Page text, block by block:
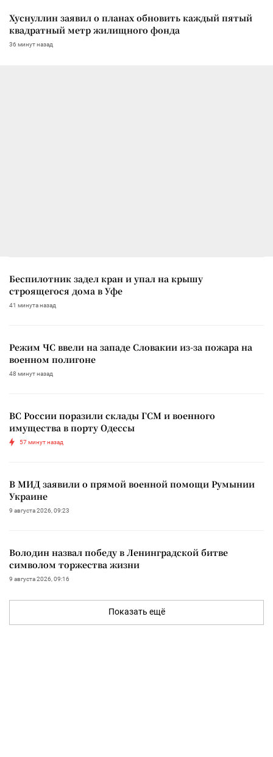
Хуснуллин заявил о планах обновить каждый пятый
квадратный метр жилищного фонда
36 минут назад
Беспилотник задел кран и упал на крышу
строящегося дома в Уфе
41 минута назад
Режим ЧС ввели на западе Словакии из-за пожара на
военном полигоне
48 минут назад
ВС России поразили склады ГСМ и военного
имущества в порту Одессы
57 минут назад
В МИД заявили о прямой военной помощи Румынии
Украине
9 августа 2026, 09:23
Володин назвал победу в Ленинградской битве
символом торжества жизни
9 августа 2026, 09:16
Показать ещё